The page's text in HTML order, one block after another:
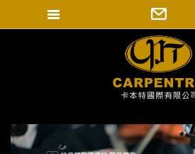
填寫匯款通知
登入會員
修改會員資料